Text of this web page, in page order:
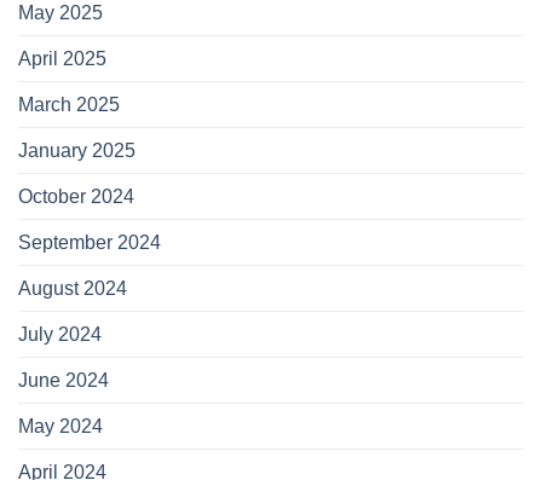
May 2025
April 2025
March 2025
January 2025
October 2024
September 2024
August 2024
July 2024
June 2024
May 2024
April 2024